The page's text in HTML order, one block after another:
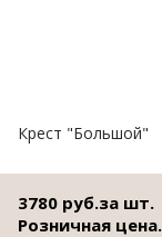
Крест "Большой"
3780 руб.за шт.
Розничная цена.